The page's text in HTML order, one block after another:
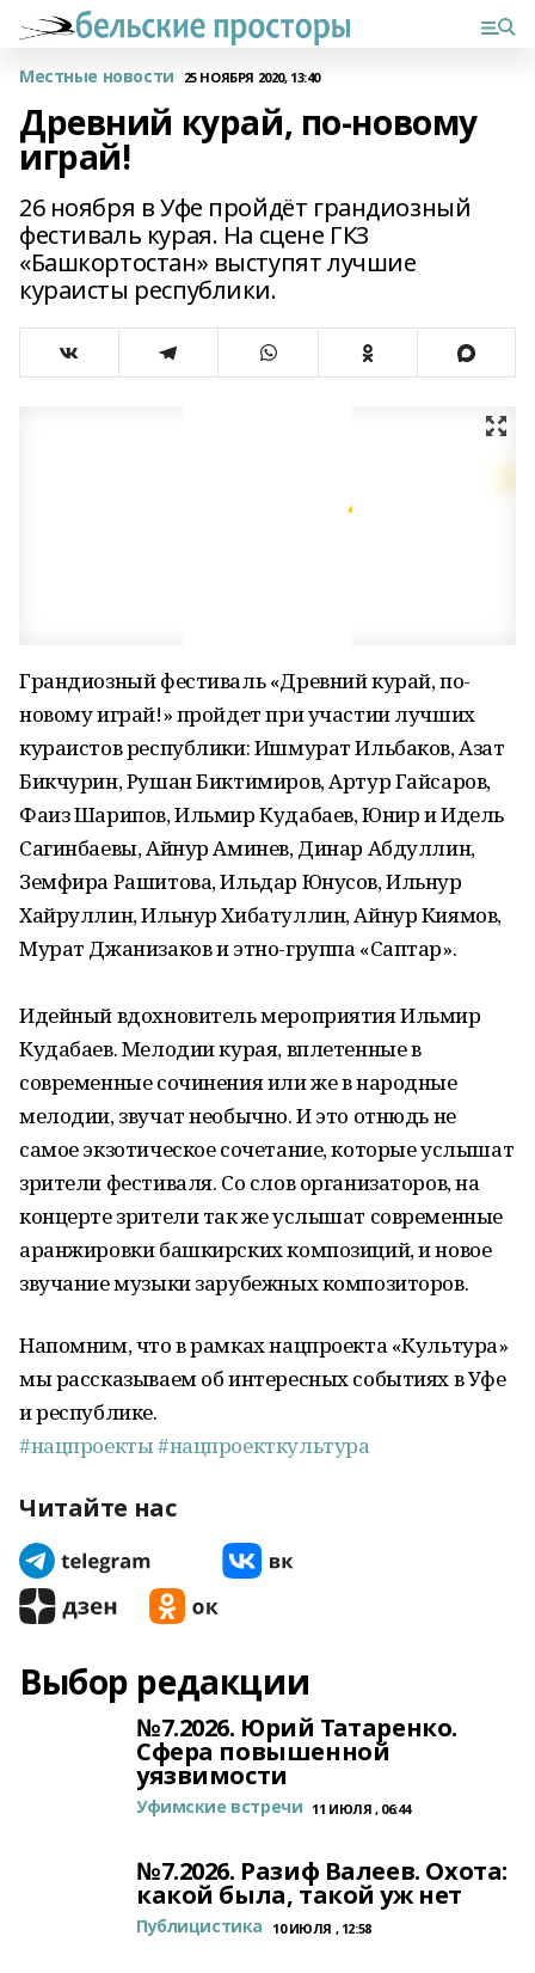
Местные новости 25 НОЯБРЯ 2020, 13:40
Древний курай, по-новому
играй!
26 ноября в Уфе пройдёт грандиозный
фестиваль курая. На сцене ГКЗ
«Башкортостан» выступят лучшие
кураисты республики.
Грандиозный фестиваль «Древний курай, по-
новому играй!» пройдет при участии лучших
кураистов республики: Ишмурат Ильбаков, Азат
Бикчурин, Рушан Биктимиров, Артур Гайсаров,
Фаиз Шарипов, Ильмир Кудабаев, Юнир и Идель
Сагинбаевы, Айнур Аминев, Динар Абдуллин,
Земфира Рашитова, Ильдар Юнусов, Ильнур
Хайруллин, Ильнур Хибатуллин, Айнур Киямов,
Мурат Джанизаков и этно-группа «Саптар».
Идейный вдохновитель мероприятия Ильмир
Кудабаев. Мелодии курая, вплетенные в
современные сочинения или же в народные
мелодии, звучат необычно. И это отнюдь не
самое экзотическое сочетание, которые услышат
зрители фестиваля. Со слов организаторов, на
концерте зрители так же услышат современные
аранжировки башкирских композиций, и новое
звучание музыки зарубежных композиторов.
Напомним, что в рамках нацпроекта «Культура»
мы рассказываем об интересных событиях в Уфе
и республике.
#нацпроекты#нацпроекткультура
Читайте нас
Выбор редакции
№7.2026. Юрий Татаренко.
Сфера повышенной
уязвимости
Уфимские встречи 11 ИЮЛЯ , 06:44
№7.2026. Разиф Валеев. Охота:
какой была, такой уж нет
Публицистика 10 ИЮЛЯ , 12:58